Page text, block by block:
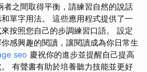
者之間取得平衡，請練習自然的說話
單字用法。 這些應用程式提供了一
按照您自己的步調練習口語。 設定
感興趣的閱讀，讓閱讀成為你日常生
seo 慶祝你的進步並提醒自己提高
有聲書有助於培養聽力技能並更好